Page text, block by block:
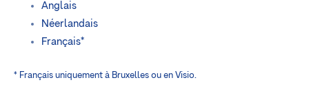
Anglais
Néerlandais
Français*
* Français uniquement à Bruxelles ou en Visio.